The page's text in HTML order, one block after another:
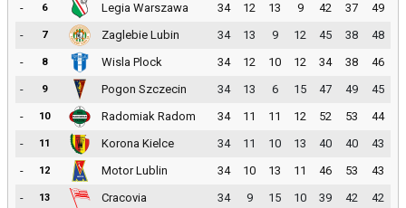
-
6 Legia Warszawa 34 12 13 9 42 37
49
-
7 Zaglebie Lubin 34 13 9 12 45 38
48
-
8 Wisla Plock 34 12 10 12 34 38
46
-
9 Pogon Szczecin 34 13 6 15 47 49
45
-
10 Radomiak Radom 34 11 11 12 52 53
44
-
11 Korona Kielce 34 11 10 13 40 40
43
-
12 Motor Lublin 34 10 13 11 46 53
43
-
13 Cracovia 34 9 15 10 39 42
42